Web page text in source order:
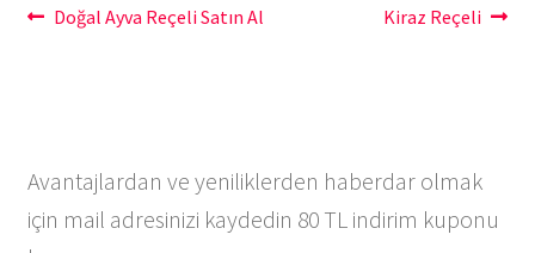
YazıÖnceki
Doğal Ayva Reçeli Satın Al
Sonraki
Kiraz Reçeli
Avantajlardan ve yeniliklerden haberdar olmak
için mail adresinizi kaydedin 80 TL indirim kuponu